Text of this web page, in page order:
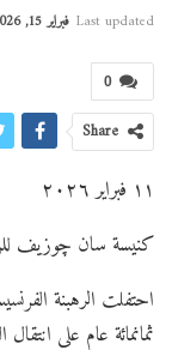
Last updated فبراير 15, 2026
0
Share
١١ فبراير ٢٠٢٦
كنيسة سان چوزيف
احتفلت الرهبنة
ثمانمائة عام على